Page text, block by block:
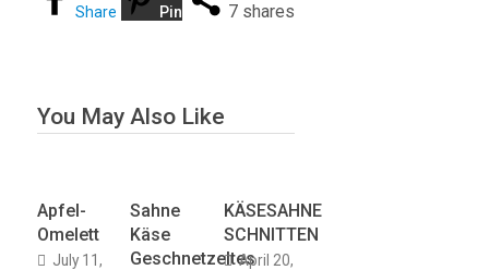
7 shares
Share Pin
You May Also Like
Apfel-
Omelett
July 11,
Sahne
Käse
Geschnetzeltes
KÄSESAHNE
SCHNITTEN
April 20,